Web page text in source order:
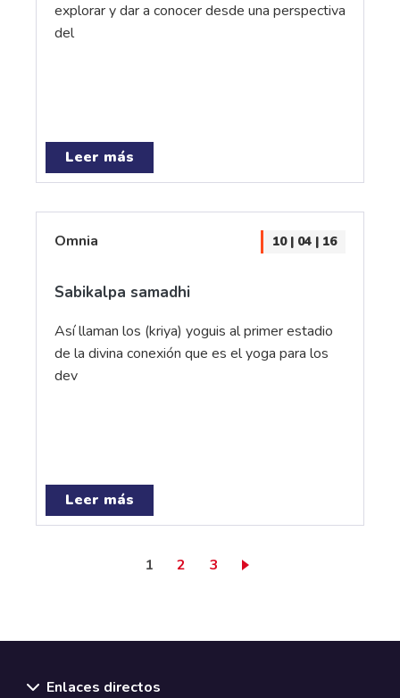
explorar y dar a conocer desde una perspectiva
del
Leer más
Omnia 10 | 04 | 16
Sabikalpa samadhi
Así llaman los (kriya) yoguis al primer estadio
de la divina conexión que es el yoga para los
dev
Leer más
Página actual
1 Page
2 Page
3
Enlaces directos